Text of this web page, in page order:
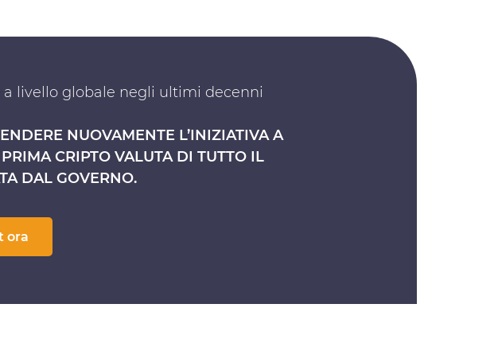
livello globale negli ultimi decenni
NUOVAMENTE L’INIZIATIVA A
CRIPTO VALUTA DI TUTTO IL
DAL GOVERNO.
ora